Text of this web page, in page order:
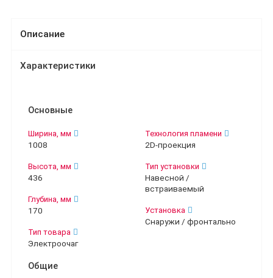
Описание
Характеристики
Основные
Ширина, мм
1008
Высота, мм
436
Глубина, мм
170
Тип товара
Электроочаг
Технология пламени
2D-проекция
Тип установки
Навесной /
встраиваемый
Установка
Снаружи / фронтально
Общие